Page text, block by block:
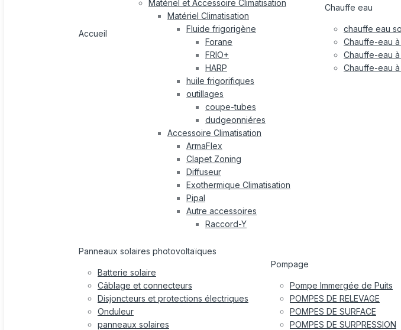
Accueil
Matériel et Accessoire Climatisation
Matériel Climatisation
Fluide frigorigène
Forane
FRIO+
HARP
huile frigorifiques
outillages
coupe-tubes
dudgeonniéres
Accessoire Climatisation
ArmaFlex
Clapet Zoning
Diffuseur
Exothermique Climatisation
Pipal
Autre accessoires
Raccord-Y
Chauffe eau
chauffe eau
Chauffe-eau
Chauffe-eau
Chauffe-eau
Panneaux solaires photovoltaïques
Batterie solaire
Câblage et connecteurs
Disjoncteurs et protections électriques
Onduleur
panneaux solaires
Pompage
Pompe Immergée de Puits
POMPES DE RELEVAGE
POMPES DE SURFACE
POMPES DE SURPRESSION